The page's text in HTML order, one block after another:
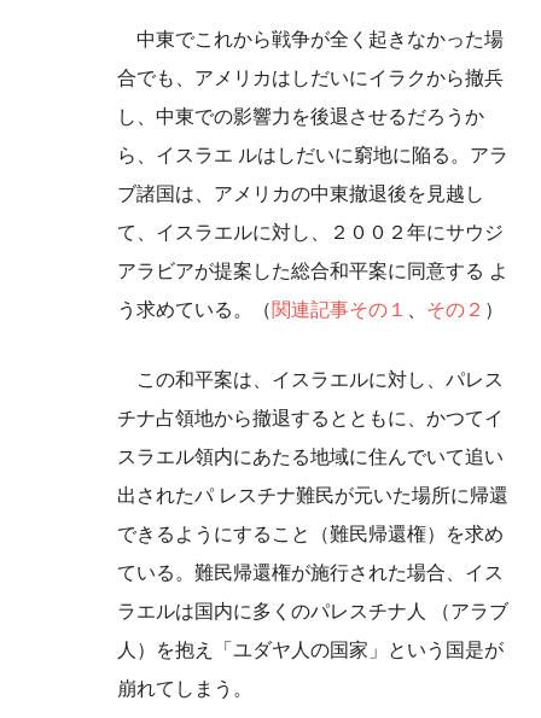
中東でこれから戦争が全く起きなかった場
合でも、アメリカはしだいにイラクから撤兵
し、中東での影響力を後退させるだろうか
ら、イスラエ ルはしだいに窮地に陥る。アラ
ブ諸国は、アメリカの中東撤退後を見越し
て、イスラエルに対し、２００２年にサウジ
アラビアが提案した総合和平案に同意する よ
う求めている。（関連記事その１ 、 その２ ）
この和平案は、イスラエルに対し、パレス
チナ占領地から撤退するとともに、かつてイ
スラエル領内にあたる地域に住んでいて追い
出されたパ レスチナ難民が元いた場所に帰還
できるようにすること（難民帰還権）を求め
ている。難民帰還権が施行された場合、イス
ラエルは国内に多くのパレスチナ人 （アラブ
人）を抱え「ユダヤ人の国家」という国是が
崩れてしまう。